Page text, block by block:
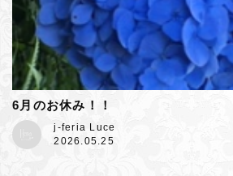
6月のお休み！！
j-feria Luce
2026.05.25